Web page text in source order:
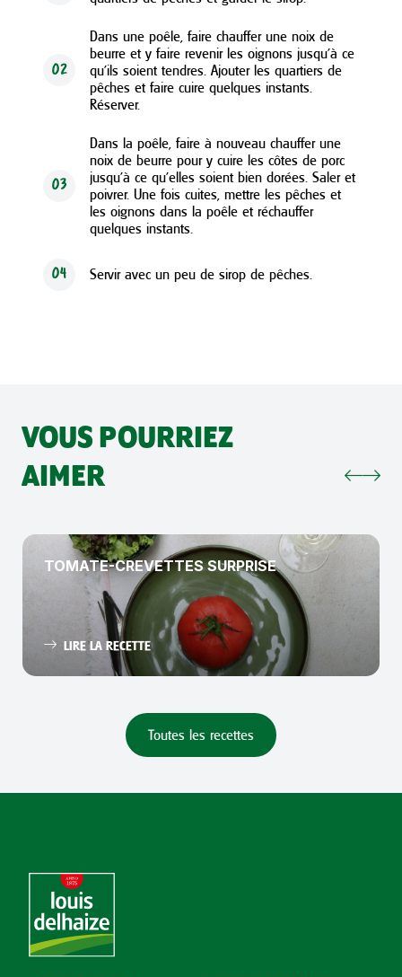
02
Dans une poêle, faire chauffer une noix de
beurre et y faire revenir les oignons jusqu’à ce
qu’ils soient tendres. Ajouter les quartiers de
pêches et faire cuire quelques instants.
Réserver.
03
Dans la poêle, faire à nouveau chauffer une
noix de beurre pour y cuire les côtes de porc
jusqu’à ce qu’elles soient bien dorées. Saler et
poivrer. Une fois cuites, mettre les pêches et
les oignons dans la poêle et réchauffer
quelques instants.
04 Servir avec un peu de sirop de pêches.
VOUS POURRIEZ
AIMER
TOMATE-CREVETTES SURPRISE
LIRE LA RECETTE
Toutes les recettes